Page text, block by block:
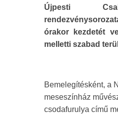
Újpesti
órakor kezdetét
melletti szabad
Bemelegítésként, a
meseszínház
csodafurulya című